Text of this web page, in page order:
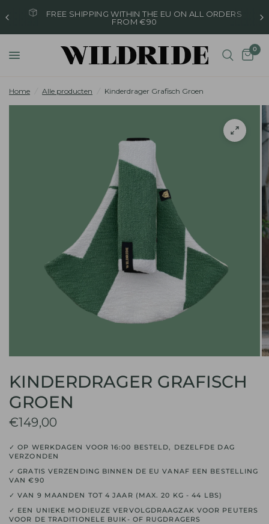
FREE SHIPPING WITHIN THE EU ON ALL ORDERS
FROM €90
0
Home Alle producten Kinderdrager Grafisch Groen
KINDERDRAGER GRAFISCH
GROEN
€149,00
✓ OP WERKDAGEN VOOR 16:00 BESTELD, DEZELFDE DAG
VERZONDEN
✓ GRATIS VERZENDING BINNEN DE EU VANAF EEN BESTELLING
VAN €90
✓ VAN 9 MAANDEN TOT 4 JAAR (MAX. 20 KG - 44 LBS)
✓ EEN UNIEKE MODIEUZE VERVOLGDRAAGZAK VOOR PEUTERS
VOOR DE TRADITIONELE BUIK- OF RUGDRAGERS